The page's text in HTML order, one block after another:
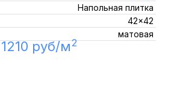
Напольная плитка
42x42
матовая
1210 руб/м2